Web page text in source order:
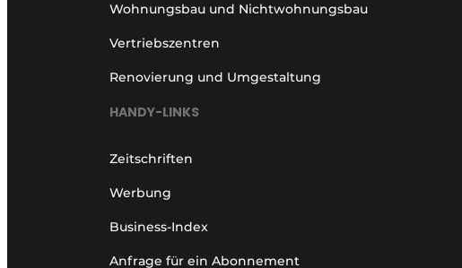
Wohnungsbau und Nichtwohnungsbau
Vertriebszentren
Renovierung und Umgestaltung
HANDY-LINKS
Zeitschriften
Werbung
Business-Index
Anfrage für ein Abonnement